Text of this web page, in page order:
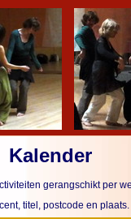
Kalender
gerangschikt per
titel, postcode en plaats.